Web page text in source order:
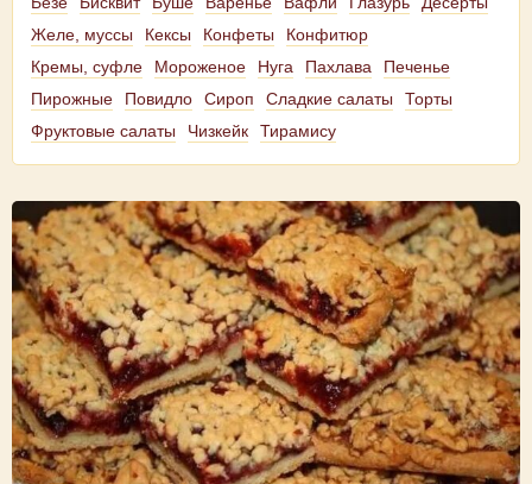
Желе, муссы
Кексы Конфеты
Конфитюр
Кремы, суфле
Мороженое Нуга Пахлава
Печенье
Пирожные
Повидло Сироп Сладкие салаты
Торты
Фруктовые салаты
Чизкейк Тирамису